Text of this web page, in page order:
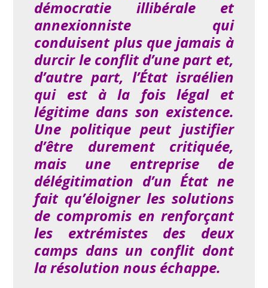
démocratie illibérale et
annexionniste qui
conduisent plus que jamais à
durcir le conflit d’une part et,
d’autre part, l’État israélien
qui est à la fois légal et
légitime dans son existence.
Une politique peut justifier
d’être durement critiquée,
mais une entreprise de
délégitimation d’un État ne
fait qu’éloigner les solutions
de compromis en renforçant
les extrémistes des deux
camps dans un conflit dont
la résolution nous échappe.